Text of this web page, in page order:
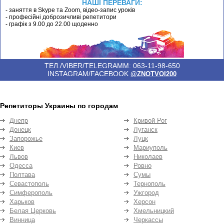
НАШІ ПЕРЕВАГИ:
- заняття в Skype та Zoom, відео-запис уроків
- професійні доброзичливі репетитори
- графік з 9.00 до 22.00 щоденно
ТЕЛ./VIBER/TELEGRAMM: 063-11-98-650
INSTAGRAM/FACEBOOK @ZNOTVOI200
Репетиторы Украины по городам
Днепр
Донецк
Запорожье
Киев
Львов
Одесса
Полтава
Севастополь
Симферополь
Харьков
Белая Церковь
Винница
Кривой Рог
Луганск
Луцк
Мариуполь
Николаев
Ровно
Сумы
Тернополь
Ужгород
Херсон
Хмельницкий
Черкассы